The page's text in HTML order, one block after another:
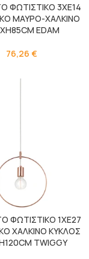
ΦΩΤΙΣΤΙΚΟ 3ΧΕ14
ΜΑΥΡΟ-ΧΑΛΚΙΝΟ
EDAM
76,26€
ΦΩΤΙΣΤΙΚΟ 1ΧΕ27
ΧΑΛΚΙΝΟ ΚΥΚΛΟΣ
TWIGGY